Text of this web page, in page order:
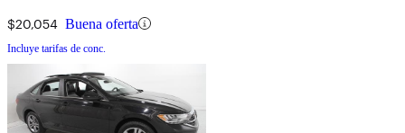
$20,054 Buena oferta
Incluye tarifas de conc.